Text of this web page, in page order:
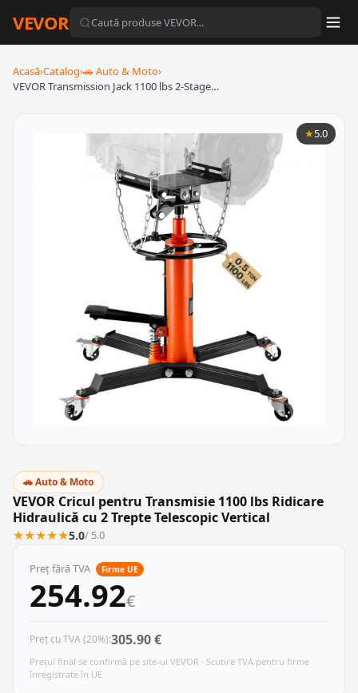
VEVOR
Acasă›Catalog›🚗 Auto & Moto›
VEVOR Transmission Jack 1100 lbs 2-Stage…
★5.0
🚗 Auto & Moto
VEVOR Cricul pentru Transmisie 1100 lbs Ridicare
Hidraulică cu 2 Trepte Telescopic Vertical
★★★★★5.0/ 5.0
Preț fără TVA Firme UE
254.92€
Preț cu TVA (20%):305.90 €
Prețul final se confirmă pe site-ul VEVOR · Scutire TVA pentru firme
înregistrate în UE